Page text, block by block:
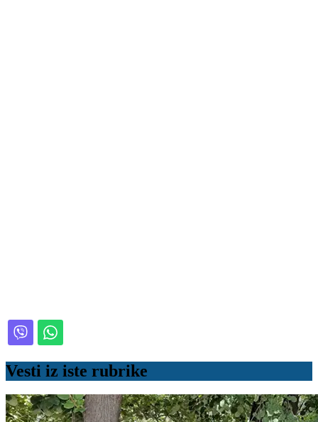
Vesti iz iste rubrike